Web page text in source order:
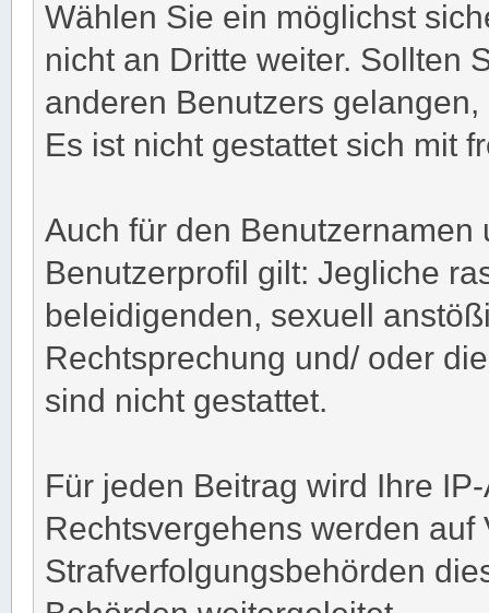
Wählen Sie ein möglichst
nicht an Dritte weiter. Sollten
anderen Benutzers
Es ist nicht gestattet sich mit
Auch für den
Benutzerprofil gilt: Jegliche
beleidigenden, sexuell
Rechtsprechung und/ oder
sind nicht gestattet.
Für jeden Beitrag wird Ihre
Rechtsvergehens werden auf
Strafverfolgungsbehörden